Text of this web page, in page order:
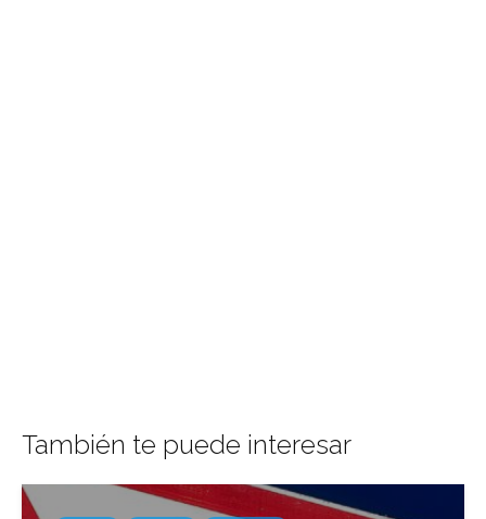
También te puede interesar